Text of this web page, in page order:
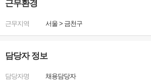
근무환경
근무지역 서울 > 금천구
담당자 정보
담당자명
채용담당자